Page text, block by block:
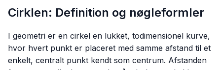
Cirklen: Definition og nøgleformler
I geometri er en cirkel en lukket, todimensionel kurve,
hvor hvert punkt er placeret med samme afstand til et
enkelt, centralt punkt kendt som centrum. Afstanden